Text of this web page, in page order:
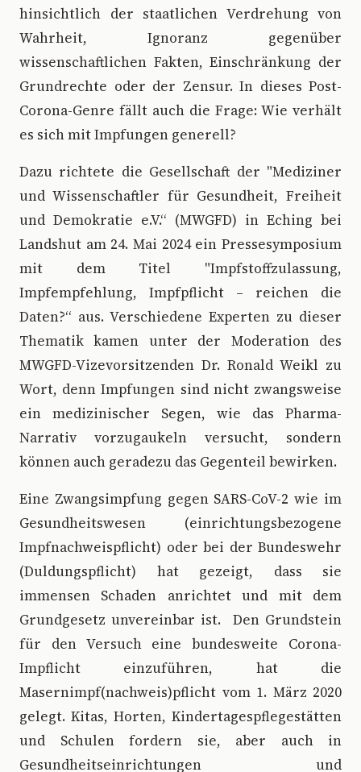
hinsichtlich der staatlichen Verdrehung von
Wahrheit, Ignoranz gegenüber
wissenschaftlichen Fakten, Einschränkung der
Grundrechte oder der Zensur. In dieses Post-
Corona-Genre fällt auch die Frage: Wie verhält
es sich mit Impfungen generell?
Dazu richtete die Gesellschaft der "Mediziner
und Wissenschaftler für Gesundheit, Freiheit
und Demokratie e.V.“ (MWGFD) in Eching bei
Landshut am 24. Mai 2024 ein Pressesymposium
mit dem Titel "Impfstoffzulassung,
Impfempfehlung, Impfpflicht – reichen die
Daten?“ aus. Verschiedene Experten zu dieser
Thematik kamen unter der Moderation des
MWGFD-Vizevorsitzenden Dr. Ronald Weikl zu
Wort, denn Impfungen sind nicht zwangsweise
ein medizinischer Segen, wie das Pharma-
Narrativ vorzugaukeln versucht, sondern
können auch geradezu das Gegenteil bewirken.
Eine Zwangsimpfung gegen SARS-CoV-2 wie im
Gesundheitswesen (einrichtungsbezogene
Impfnachweispflicht) oder bei der Bundeswehr
(Duldungspflicht) hat gezeigt, dass sie
immensen Schaden anrichtet und mit dem
Grundgesetz unvereinbar ist. Den Grundstein
für den Versuch eine bundesweite Corona-
Impflicht einzuführen, hat die
Masernimpf(nachweis)pflicht vom 1. März 2020
gelegt. Kitas, Horten, Kindertagespflegestätten
und Schulen fordern sie, aber auch in
Gesundheitseinrichtungen und